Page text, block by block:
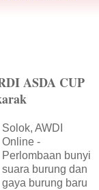
ASDA CUP
Solok, AWDI
Online -
Perlombaan bunyi
suara burung dan
gaya burung baru